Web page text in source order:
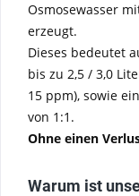
Osmosewasser
erzeugt.
Dieses bedeutet
bis zu 2,5 / 3,0
15 ppm), sowie
von 1:1.
Ohne einen
Warum ist